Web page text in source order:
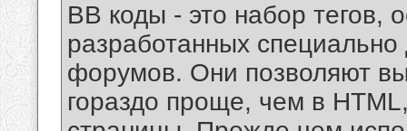
BB коды - это набор тегов,
разработанных
форумов. Они позволяют
гораздо проще, чем в